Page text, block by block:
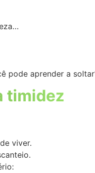
pode aprender a
timidez
viver.